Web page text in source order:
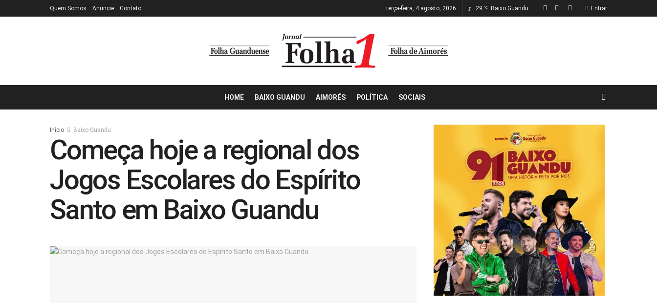
Quem Somos Anuncie Contato terça-feira, 4 agosto, 2026 29 °C Baixo Guandu Entrar
HOME BAIXO GUANDU AIMORÉS POLÍTICA SOCIAIS
Início Baixo Guandu
Começa hoje a regional dos
Jogos Escolares do Espírito
Santo em Baixo Guandu